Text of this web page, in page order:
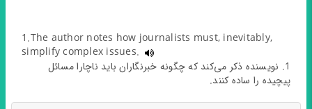
1.The author notes how journalists must, inevitably,
simplify complex issues.
1. نویسنده ذکر می‌‌کند که چگونه خبرنگاران باید ناچارا مسائل
پیچیده را ساده کنند.